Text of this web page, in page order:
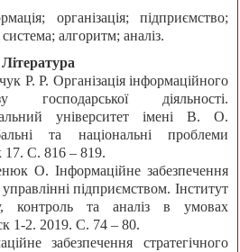
організація; підприємство;
алгоритм; аналіз.
Література
Р. Р. Організація інформаційного
господарської діяльності.
університет імені В. О.
та національні проблеми
17. С. 816 – 819.
О. Інформаційне забезпечення
управлінні підприємством. Інститут
контроль та аналіз в умовах
1-2. 2019. С. 74 – 80.
забезпечення стратегічного